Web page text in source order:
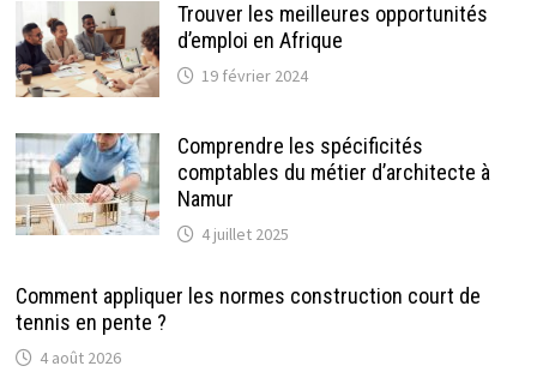
Trouver les meilleures opportunités
d’emploi en Afrique
19 février 2024
Comprendre les spécificités
comptables du métier d’architecte à
Namur
4 juillet 2025
Comment appliquer les normes construction court de
tennis en pente ?
4 août 2026